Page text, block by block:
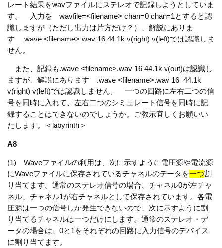
レート結果をwavファイルにステレオで記録しようとしていま
す。 入力を wavfile=<filename> chan=0 chan=1とすると認
識しますが（ただし出力は片方だけ？）、解説にありま
す .wave <filename>.wav 16 44.1k v(right) v(left)では認識しま
せん。
また、記録も.wave <filename>.wav 16 44.1k v(out)は認識し
ますが、解説にあります .wave <filename>.wav 16 44.1k
v(right) v(left)では認識しません。 一つの回路に左右二つの信
号を同時に入れて、左右二つのシミュレート信号を同時に記
録することはできないのでしょうか。ご教示宜しくお願いい
たします。＜labyrinth＞
A8
(1) Waveファイルの利用は、次に示すように電圧源や電流源
にWaveファイルに保存されているチャネルのデータを一つ割
り当てます。通常のステレオ信号の場合、チャネル0が左チャ
ネル、チャネル1が右チャネルとして保存されています。各電
圧源は一つの信号しか発生できないので、次に示すように割
り当てるチャネルは一つだけにします。通常のステレオ・デ
ータの場合は、0と1をそれぞれの回路に入力信号のデバイス
に割り当てます。